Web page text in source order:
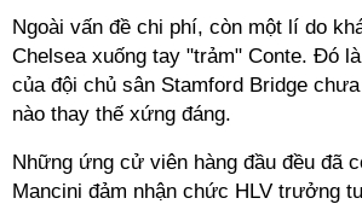
Ngoài vấn đề chi phí, còn một lí do
Chelsea xuống tay "trảm" Conte. Đó
của đội chủ sân Stamford Bridge
nào thay thế xứng đáng.
Những ứng cử viên hàng đầu đều đã
Mancini đảm nhận chức HLV trưởng